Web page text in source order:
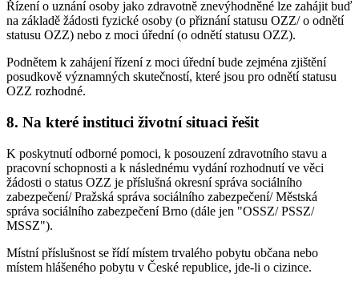
Řízení o uznání osoby jako zdravotně znevýhodněné lze zahájit buď
na základě žádosti fyzické osoby (o přiznání statusu OZZ/ o odnětí
statusu OZZ) nebo z moci úřední (o odnětí statusu OZZ).
Podnětem k zahájení řízení z moci úřední bude zejména zjištění
posudkově významných skutečností, které jsou pro odnětí statusu
OZZ rozhodné.
8. Na které instituci životní situaci řešit
K poskytnutí odborné pomoci, k posouzení zdravotního stavu a
pracovní schopnosti a k následnému vydání rozhodnutí ve věci
žádosti o status OZZ je příslušná okresní správa sociálního
zabezpečení/ Pražská správa sociálního zabezpečení/ Městská
správa sociálního zabezpečení Brno (dále jen "OSSZ/ PSSZ/
MSSZ").
Místní příslušnost se řídí místem trvalého pobytu občana nebo
místem hlášeného pobytu v České republice, jde-li o cizince.